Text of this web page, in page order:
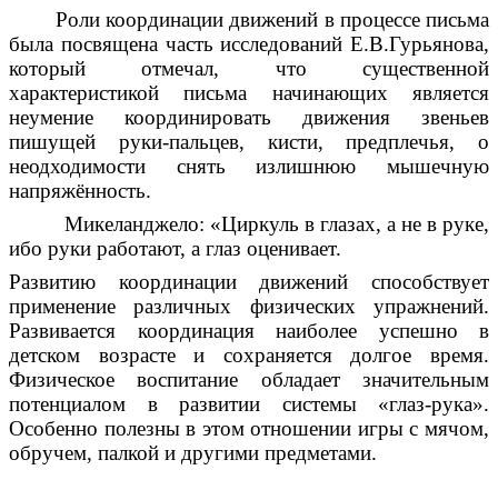
Роли координации движений в процессе письма
была посвящена часть исследований Е.В.Гурьянова,
который отмечал, что существенной
характеристикой письма начинающих является
неумение координировать движения звеньев
пишущей руки-пальцев, кисти, предплечья, о
неодходимости снять излишнюю мышечную
напряжённость.
Микеланджело: «Циркуль в глазах, а не в руке,
ибо руки работают, а глаз оценивает.
Развитию координации движений способствует
применение различных физических упражнений.
Развивается координация наиболее успешно в
детском возрасте и сохраняется долгое время.
Физическое воспитание обладает значительным
потенциалом в развитии системы «глаз-рука».
Особенно полезны в этом отношении игры с мячом,
обручем, палкой и другими предметами.